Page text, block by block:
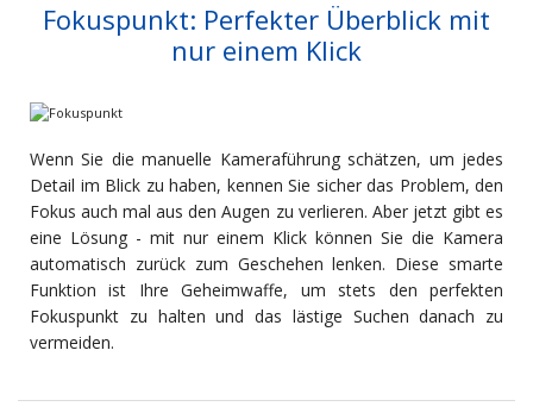
Fokuspunkt: Perfekter Überblick mit
nur einem Klick
Wenn Sie die manuelle Kameraführung schätzen, um jedes
Detail im Blick zu haben, kennen Sie sicher das Problem, den
Fokus auch mal aus den Augen zu verlieren. Aber jetzt gibt es
eine Lösung - mit nur einem Klick können Sie die Kamera
automatisch zurück zum Geschehen lenken. Diese smarte
Funktion ist Ihre Geheimwaffe, um stets den perfekten
Fokuspunkt zu halten und das lästige Suchen danach zu
vermeiden.